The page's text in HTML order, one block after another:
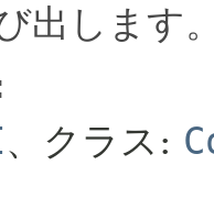
出します
、クラス: